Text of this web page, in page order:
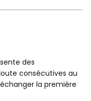
des
consécutives au
la première